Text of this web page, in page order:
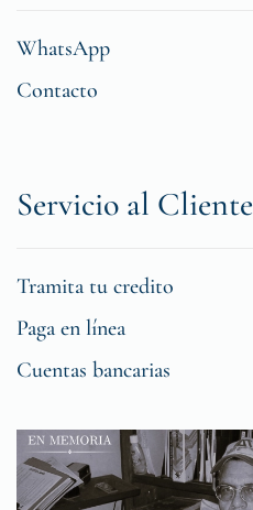
WhatsApp
Contacto
Servicio al Cliente
Tramita tu credito
Paga en línea
Cuentas bancarias